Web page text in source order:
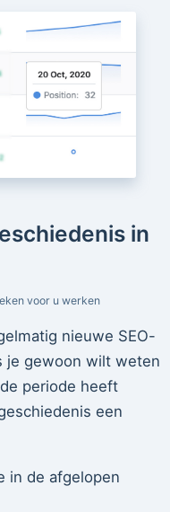
in
voor u werken
nieuwe SEO-
je gewoon wilt weten
periode heeft
een
in de afgelopen